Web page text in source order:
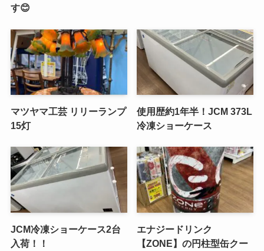
す😊
マツヤマ工芸 リリーランプ
15灯
使用歴約1年半！JCM 373L
冷凍ショーケース
JCM冷凍ショーケース2台
入荷！！
エナジードリンク
【ZONE】の円柱型缶クー